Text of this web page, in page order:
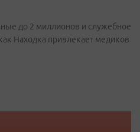
до 2 миллионов и служебное
Находка привлекает медиков